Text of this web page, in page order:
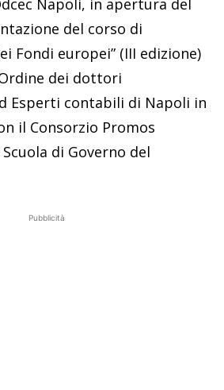
Napoli, in apertura del
del corso di
Fondi europei” (III edizione)
dei dottori
Esperti contabili di Napoli in
il Consorzio Promos
di Governo del
Pubblicità